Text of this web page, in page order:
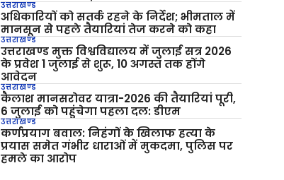
उत्तराखण्ड
अधिकारियों को सतर्क रहने के निर्देश; भीमताल में
मानसून से पहले तैयारियां तेज करने को कहा
उत्तराखण्ड
उत्तराखण्ड मुक्त विश्वविद्यालय में जुलाई सत्र 2026
के प्रवेश 1 जुलाई से शुरू, 10 अगस्त तक होंगे
आवेदन
उत्तराखण्ड
कैलाश मानसरोवर यात्रा-2026 की तैयारियां पूरी,
6 जुलाई को पहुंचेगा पहला दल: डीएम
उत्तराखण्ड
कर्णप्रयाग बवाल: निहंगों के खिलाफ हत्या के
प्रयास समेत गंभीर धाराओं में मुकदमा, पुलिस पर
हमले का आरोप